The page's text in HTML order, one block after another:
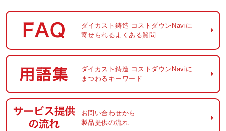
ダイカスト鋳造 コストダウンNaviに
寄せられるよくある質問
ダイカスト鋳造 コストダウンNaviに
まつわるキーワード
お問い合わせから
製品提供の流れ